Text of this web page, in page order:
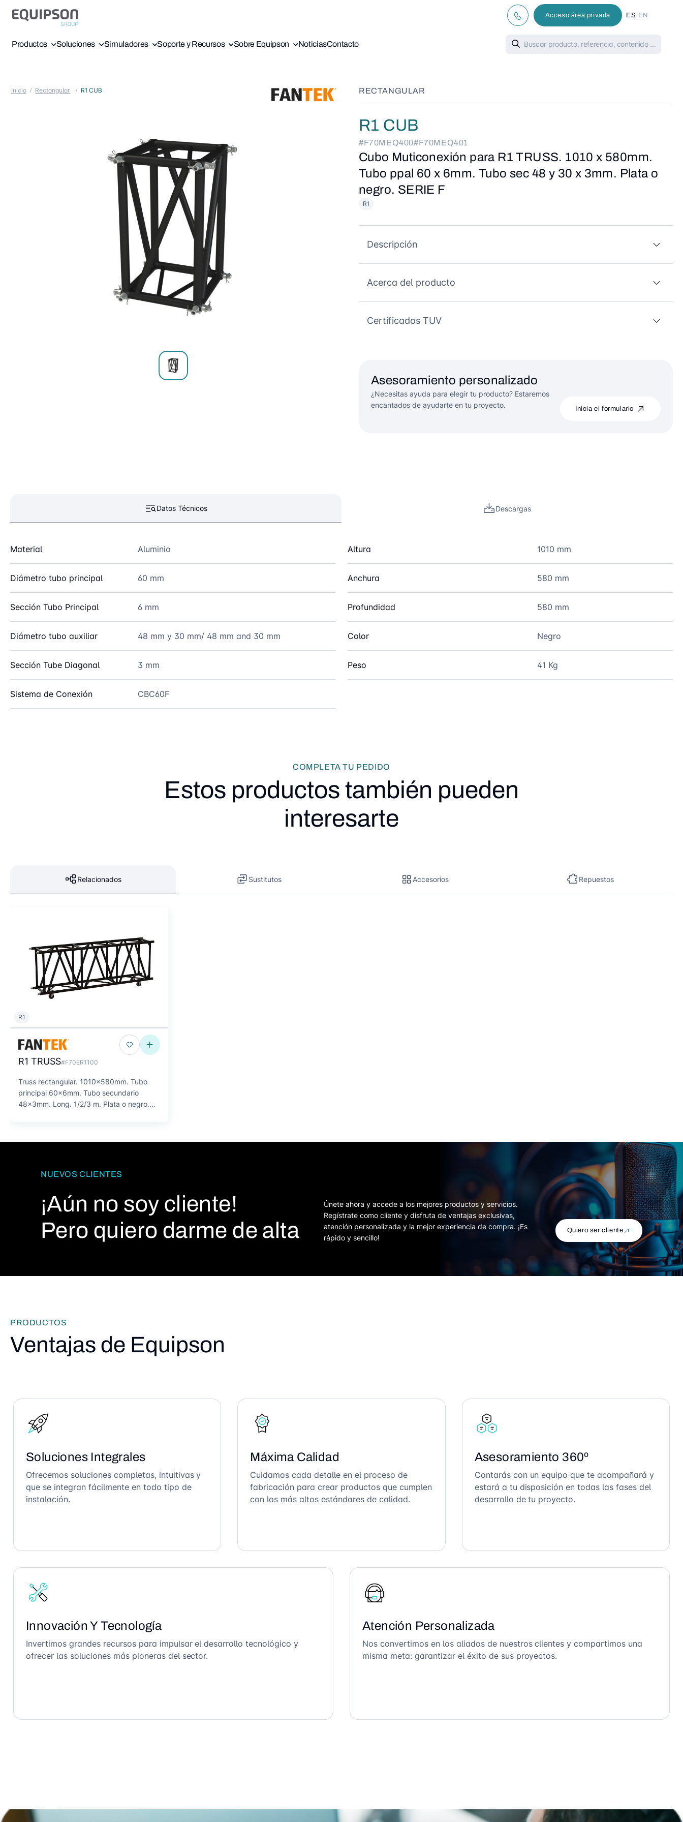
Acceso área privada ES EN
Productos Soluciones Simuladores Soporte y Recursos Sobre Equipson NoticiasContacto
Inicio Rectangular R1 CUB RECTANGULAR
R1 CUB
#F70MEQ400#F70MEQ401
Cubo Muticonexión para R1 TRUSS. 1010 x 580mm.
Tubo ppal 60 x 6mm. Tubo sec 48 y 30 x 3mm. Plata o
negro. SERIE F
R1
Descripción
Acerca del producto
Certificados TUV
Asesoramiento personalizado
¿Necesitas ayuda para elegir tu producto? Estaremos
encantados de ayudarte en tu proyecto.
Inicia el formulario
Datos Técnicos Descargas
Material Aluminio
Diámetro tubo principal 60 mm
Sección Tubo Principal 6 mm
Diámetro tubo auxiliar 48 mm y 30 mm/ 48 mm and 30 mm
Sección Tube Diagonal 3 mm
Sistema de Conexión CBC60F
Altura 1010 mm
Anchura 580 mm
Profundidad 580 mm
Color Negro
Peso 41 Kg
COMPLETA TU PEDIDO
Estos productos también pueden
interesarte
Relacionados Sustitutos Accesorios Repuestos
R1
R1 TRUSS#F70ER1100
Truss rectangular. 1010x580mm. Tubo
principal 60x6mm. Tubo secundario
48x3mm. Long. 1/2/3 m. Plata o negro.
NUEVOS CLIENTES
¡Aún no soy cliente!
Pero quiero darme de alta
Únete ahora y accede a los mejores productos y servicios.
Regístrate como cliente y disfruta de ventajas exclusivas,
atención personalizada y la mejor experiencia de compra. ¡Es
rápido y sencillo!
Quiero ser cliente
PRODUCTOS
Ventajas de Equipson
Soluciones Integrales
Ofrecemos soluciones completas, intuitivas y
que se integran fácilmente en todo tipo de
instalación.
Máxima Calidad
Cuidamos cada detalle en el proceso de
fabricación para crear productos que cumplen
con los más altos estándares de calidad.
Asesoramiento 360º
Contarás con un equipo que te acompañará y
estará a tu disposición en todas las fases del
desarrollo de tu proyecto.
Innovación Y Tecnología
Invertimos grandes recursos para impulsar el desarrollo tecnológico y
ofrecer las soluciones más pioneras del sector.
Atención Personalizada
Nos convertimos en los aliados de nuestros clientes y compartimos una
misma meta: garantizar el éxito de sus proyectos.